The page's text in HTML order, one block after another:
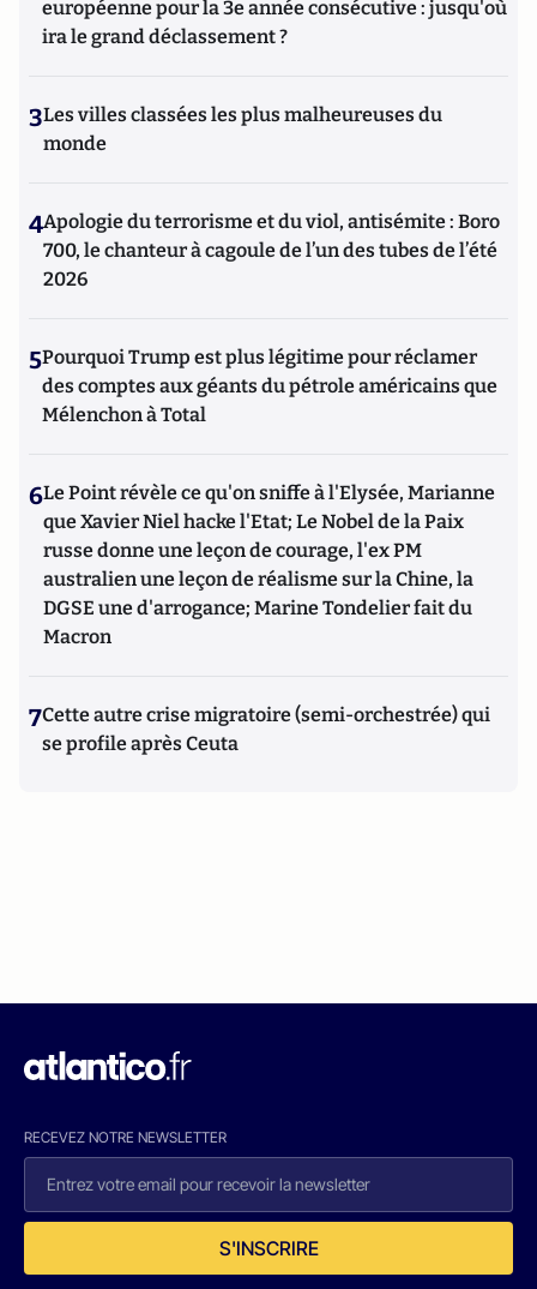
européenne pour la 3e année consécutive : jusqu'où
ira le grand déclassement ?
3Les villes classées les plus malheureuses du
monde
4Apologie du terrorisme et du viol, antisémite : Boro
700, le chanteur à cagoule de l’un des tubes de l’été
2026
5Pourquoi Trump est plus légitime pour réclamer
des comptes aux géants du pétrole américains que
Mélenchon à Total
6Le Point révèle ce qu'on sniffe à l'Elysée, Marianne
que Xavier Niel hacke l'Etat; Le Nobel de la Paix
russe donne une leçon de courage, l'ex PM
australien une leçon de réalisme sur la Chine, la
DGSE une d'arrogance; Marine Tondelier fait du
Macron
7Cette autre crise migratoire (semi-orchestrée) qui
se profile après Ceuta
RECEVEZ NOTRE NEWSLETTER
S'INSCRIRE